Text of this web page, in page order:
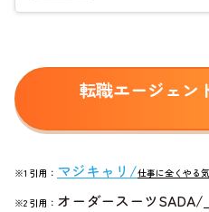
転職エージェン
※1 引用： マジキャリ /仕事に全くやる
※2 引用： オーダースーツSADA/